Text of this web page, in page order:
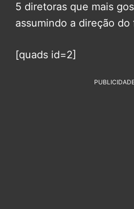
5 diretoras que mais
assumindo a direção do
[quads id=2]